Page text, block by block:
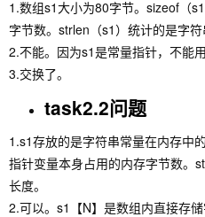
1.数组s1大小为80字节。sizeof（
字节数。strlen（s1）统计的是字符
2.不能。因为s1是常量指针，不能用
3.交换了。
task2.2问题
1.s1存放的是字符串常量在内存中
指针变量本身占用的内存字节数。
长度。
2.可以。s1【N】是数组内直接存